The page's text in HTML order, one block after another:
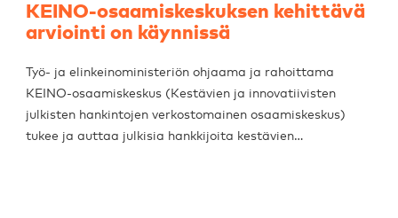
KEINO-osaamiskeskuksen kehittävä
arviointi on käynnissä
Työ- ja elinkeinoministeriön ohjaama ja rahoittama
KEINO-osaamiskeskus (Kestävien ja innovatiivisten
julkisten hankintojen verkostomainen osaamiskeskus)
tukee ja auttaa julkisia hankkijoita kestävien…